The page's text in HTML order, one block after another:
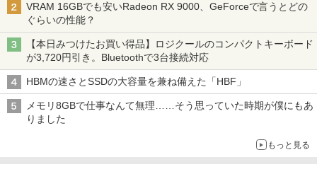
VRAM 16GBでも安いRadeon RX 9000、GeForceで言うとどの
ぐらいの性能？
【本日みつけたお買い得品】ロジクールのコンパクトキーボード
が3,720円引き。Bluetoothで3台接続対応
HBMの速さとSSDの大容量を兼ね備えた「HBF」
メモリ8GBで仕事なんて無理……そう思っていた時期が僕にもあ
りました
もっと見る